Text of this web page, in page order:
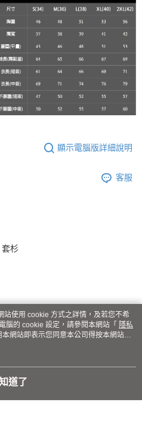
相關疑問，請聯繫「AFTEE先享後付
support/home
供之「AFTEE先享後付」服務完成之交
人資料，並將交易相關給付款項請求債
下網址：
依據個別帳號之用戶狀況，依本公司即
上)免運費
顯示電腦版詳細說明
客服
套杉
使用 cookie 方式之詳情，及若您不希
腦的 cookie 設定，請參閱本網站「 隱私
網站即表示您同意本公司得按本網站使
道了